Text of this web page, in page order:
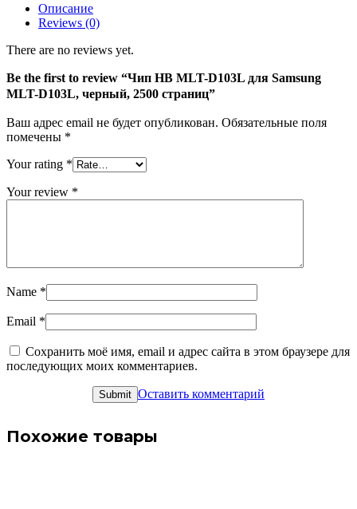
MLT-
D103L
для
Samsung
MLT-
D103L,
черный,
2500
страниц
Описание
Reviews (0)
There are no reviews yet.
Be the first to review “Чип HB MLT-D103L для Samsung
MLT-D103L, черный, 2500 страниц”
Ваш адрес email не будет опубликован. Обязательные поля
помечены *
Your rating *
Your review *
Name *
Email *
Сохранить моё имя, email и адрес сайта в этом браузере для
последующих моих комментариев.
Оставить комментарий
Похожие товары